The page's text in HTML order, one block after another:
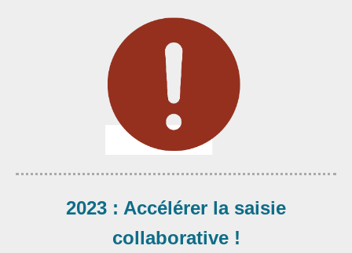
2023 : Accélérer la saisie
collaborative !